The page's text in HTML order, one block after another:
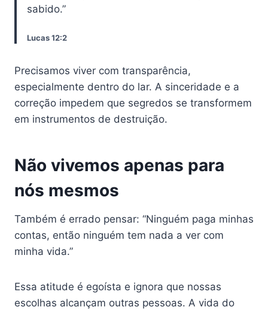
sabido.”
Lucas 12:2
Precisamos viver com transparência,
especialmente dentro do lar. A sinceridade e a
correção impedem que segredos se transformem
em instrumentos de destruição.
Não vivemos apenas para
nós mesmos
Também é errado pensar: “Ninguém paga minhas
contas, então ninguém tem nada a ver com
minha vida.”
Essa atitude é egoísta e ignora que nossas
escolhas alcançam outras pessoas. A vida do